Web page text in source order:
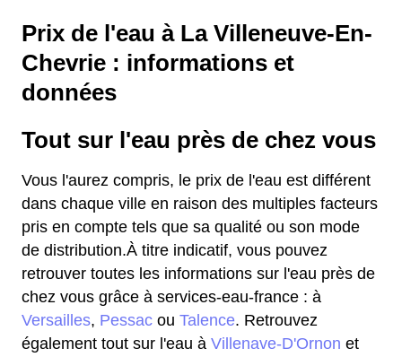
Prix de l'eau à La Villeneuve-En-
Chevrie : informations et
données
Tout sur l'eau près de chez vous
Vous l'aurez compris, le prix de l'eau est différent
dans chaque ville en raison des multiples facteurs
pris en compte tels que sa qualité ou son mode
de distribution.À titre indicatif, vous pouvez
retrouver toutes les informations sur l'eau près de
chez vous grâce à services-eau-france : à
Versailles, Pessac ou Talence. Retrouvez
également tout sur l'eau à Villenave-D'Ornon et